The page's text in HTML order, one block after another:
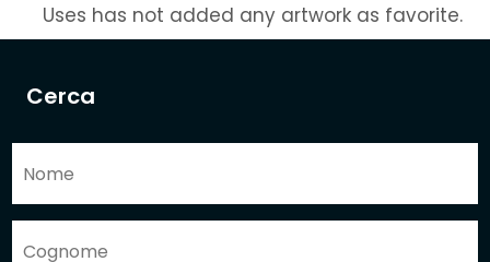
Cerca
Uses has not added any artwork as favorite.